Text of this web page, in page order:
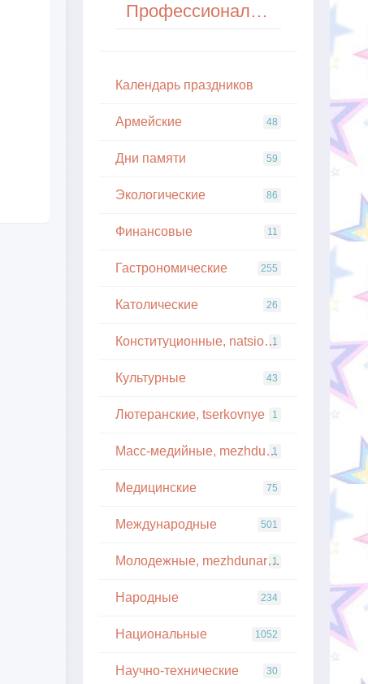
Профессиональный праздник самогонщиков
Кaлeндapь пpaздникoв
Армейские 48
Дни памяти 59
Экологические 86
Финансовые 11
Гастрономические 255
Католические 26
Конституционные, natsionalnye
1
Культурные 43
Лютеранские, tserkovnye 1
Масс-медийные, mezhdunarodnye
1
Медицинские 75
Международные 501
Молодежные, mezhdunarodnye
1
Народные 234
Национальные 1052
Научно-технические 30